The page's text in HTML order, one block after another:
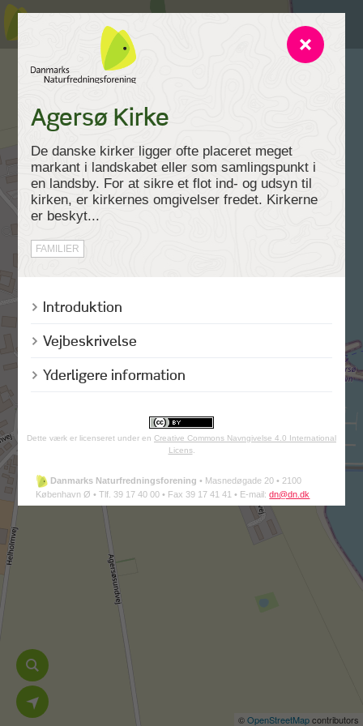
©OpenStreetMapcontributors
Agersø Kirke
De danske kirker ligger ofte placeret meget
markant i landskabet eller som samlingspunkt i
en landsby. For at sikre et flot ind- og udsyn til
kirken, er kirkernes omgivelser fredet. Kirkerne
er beskyt...
FAMILIER
Introduktion
Vejbeskrivelse
Yderligere information
Dette værk er licenseret under en Creative Commons Navngivelse 4.0 International
Licens.
Danmarks Naturfredningsforening • Masnedøgade 20 • 2100
København Ø • Tlf. 39 17 40 00 • Fax 39 17 41 41 • E-mail:dn@dn.dk